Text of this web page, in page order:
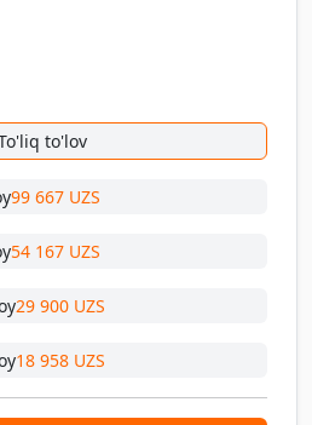
to'lov
99 667 UZS
54 167 UZS
29 900 UZS
18 958 UZS